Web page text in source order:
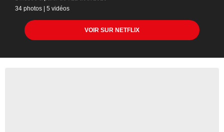
34 photos | 5 vidéos
VOIR SUR NETFLIX